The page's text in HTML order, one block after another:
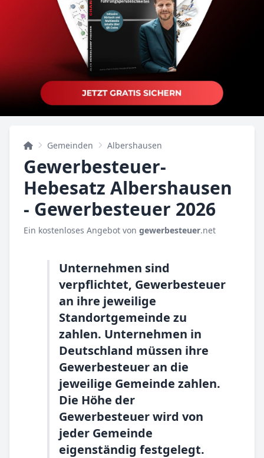
Gemeinden Albershausen
Gewerbesteuer-
Hebesatz Albershausen
- Gewerbesteuer 2026
Ein kostenloses Angebot von gewerbesteuer.net
Unternehmen sind
verpflichtet, Gewerbesteuer
an ihre jeweilige
Standortgemeinde zu
zahlen. Unternehmen in
Deutschland müssen ihre
Gewerbesteuer an die
jeweilige Gemeinde zahlen.
Die Höhe der
Gewerbesteuer wird von
jeder Gemeinde
eigenständig festgelegt.